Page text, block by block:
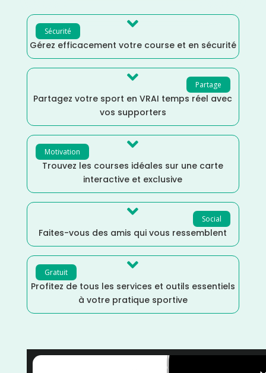
Sécurité 
Gérez efficacement votre course et en sécurité
Partage

Partagez votre sport en VRAI temps réel avec
vos supporters
Motivation 
Trouvez les courses idéales sur une carte
interactive et exclusive
Social

Faites-vous des amis qui vous ressemblent
Gratuit 
Profitez de tous les services et outils essentiels
à votre pratique sportive